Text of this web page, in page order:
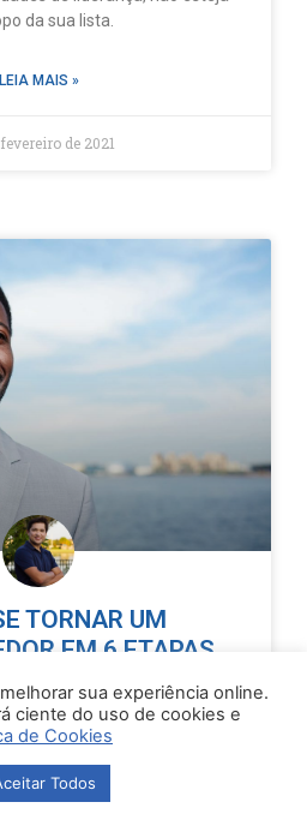
da sua lista.
LEIA MAIS »
de 2021
TORNAR UM
EM 6 ETAPAS
empreendedores que
empresa ao ficarem
sua experiência online.
ciente do uso de cookies e
de Cookies
Todos